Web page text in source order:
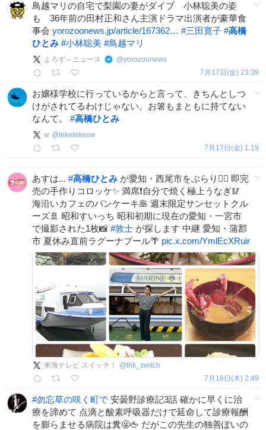
鳥越マリの自宅で梨園の妻がダイブ 小林聡美の姿
も 36年前の田村正和さん主演ドラマ出演者が豪華食
事会 yorozoonews.jp/article/167362… #三田寛子 #高橋
ひとみ #小林聡美 #鳥越マリ
よろず～ニュース @yorozoonews
7月17日(金) 23:39
お嬢様学校に行っているからと言って、きちんとしつ
けがされてるわけじゃない。お箸もまともに持てない
なんて。 #高橋ひとみ
w @teketekeow
7月17日(金) 1:19
あすは... #高橋ひとみ が愛知・西尾市をぶらり🚶‍♀️ 即完
売の手作りコロッケ✨ 満席❗️自分で焼く極上うなぎ🥢
海沿いカフェのパンケーキ🥞 週末限定サンセットクル
ーズ🚢 昭和すいっち 昭和初期に現在の愛知・一宮市
で撮影された1枚📸 #敦士 が探します 中継 愛知・蒲郡
市 夏休み直前ラグーナプール🌴 pic.x.com/YmlEcXRuir
東海テレビ スイッチ！ @thk_switch
7月16日(木) 2:49
#勿忘草の咲く町で 安曇野診療記3話 確かに早くに治
療を諦めて 点滴と酸素呼吸器だけで延命して診療報酬
を膨らませる病院は糞🤬🖕 だがこの先生の独善ぽいの